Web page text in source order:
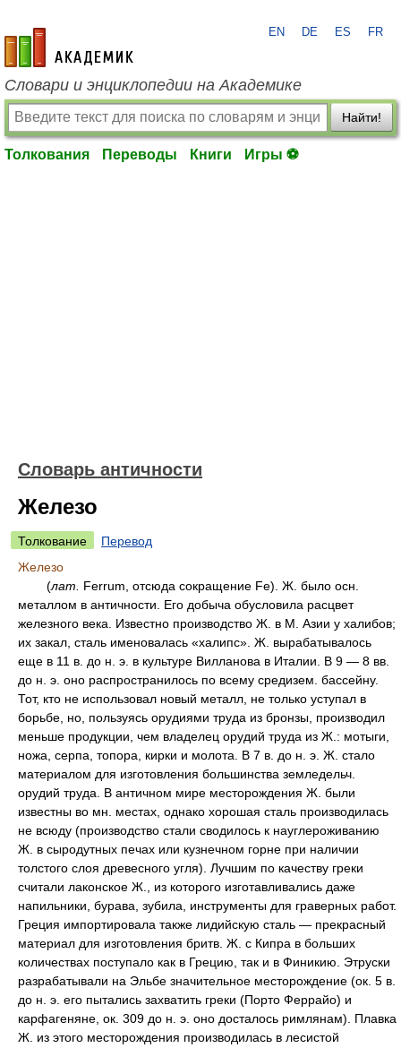
academic.ru
EN DE ES FR
Словари и энциклопедии на Академике
Найти!
Толкования Переводы Книги Игры ⚽
Словарь античности
Железо
Толкование
Перевод
Железо
(лат.
Ferrum, отсюда сокращение Fe). Ж. было осн.
металлом в античности. Его добыча обусловила расцвет
железного века. Известно производство Ж. в М. Азии у халибов;
их закал, сталь именовалась «халипс». Ж. вырабатывалось
еще в 11 в. до н. э. в культуре Вилланова в Италии. В 9 — 8 вв.
до н. э. оно распространилось по всему средизем. бассейну.
Тот, кто не использовал новый металл, не только уступал в
борьбе, но, пользуясь орудиями труда из бронзы, производил
меньше продукции, чем владелец орудий труда из Ж.: мотыги,
ножа, серпа, топора, кирки и молота. В 7 в. до н. э. Ж. стало
материалом для изготовления большинства земледельч.
орудий труда. В античном мире месторождения Ж. были
известны во мн. местах, однако хорошая сталь производилась
не всюду (производство стали сводилось к науглероживанию
Ж. в сыродутных печах или кузнечном горне при наличии
толстого слоя древесного угля). Лучшим по качеству греки
считали лаконское Ж., из которого изготавливались даже
напильники, бурава, зубила, инструменты для граверных работ.
Греция импортировала также лидийскую сталь — прекрасный
материал для изготовления бритв. Ж. с Кипра в больших
количествах поступало как в Грецию, так и в Финикию. Этруски
разрабатывали на Эльбе значительное месторождение (ок. 5 в.
до н. э. его пытались захватить греки (Порто Феррайо) и
карфагеняне, ок. 309 до н. э. оно досталось римлянам). Плавка
Ж. из этого месторождения производилась в лесистой